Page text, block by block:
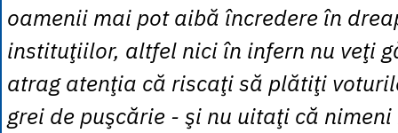
oamenii mai pot aibă încredere în
instituţiilor, altfel nici în infern nu veţi
atrag atenţia că riscaţi să plătiţi
grei de puşcărie - şi nu uitaţi că nimeni